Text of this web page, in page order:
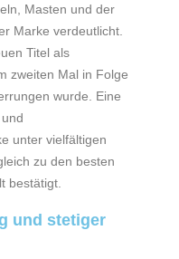
Masten und der
Marke verdeutlicht.
Titel als
zweiten Mal in Folge
wurde. Eine
unter vielfältigen
zu den besten
bestätigt.
und stetiger